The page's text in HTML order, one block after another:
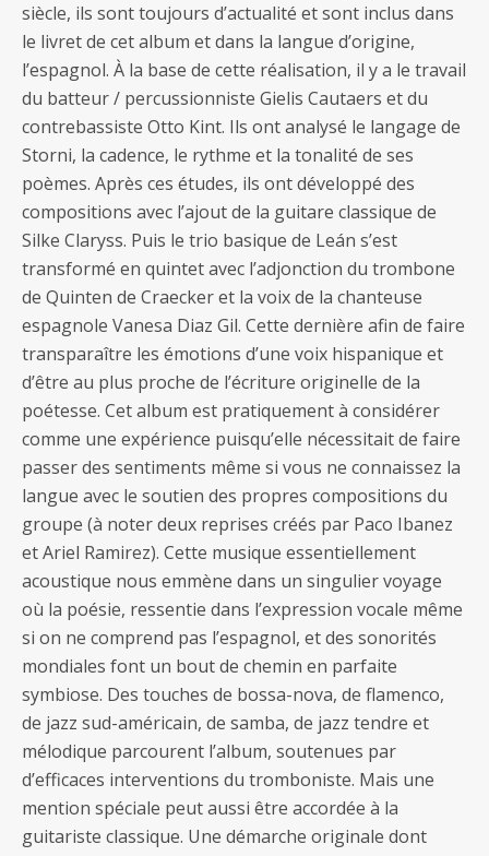
siècle, ils sont toujours d’actualité et sont inclus dans
le livret de cet album et dans la langue d’origine,
l’espagnol. À la base de cette réalisation, il y a le travail
du batteur / percussionniste Gielis Cautaers et du
contrebassiste Otto Kint. Ils ont analysé le langage de
Storni, la cadence, le rythme et la tonalité de ses
poèmes. Après ces études, ils ont développé des
compositions avec l’ajout de la guitare classique de
Silke Claryss. Puis le trio basique de Leán s’est
transformé en quintet avec l’adjonction du trombone
de Quinten de Craecker et la voix de la chanteuse
espagnole Vanesa Diaz Gil. Cette dernière afin de faire
transparaître les émotions d’une voix hispanique et
d’être au plus proche de l’écriture originelle de la
poétesse. Cet album est pratiquement à considérer
comme une expérience puisqu’elle nécessitait de faire
passer des sentiments même si vous ne connaissez la
langue avec le soutien des propres compositions du
groupe (à noter deux reprises créés par Paco Ibanez
et Ariel Ramirez). Cette musique essentiellement
acoustique nous emmène dans un singulier voyage
où la poésie, ressentie dans l’expression vocale même
si on ne comprend pas l’espagnol, et des sonorités
mondiales font un bout de chemin en parfaite
symbiose. Des touches de bossa-nova, de flamenco,
de jazz sud-américain, de samba, de jazz tendre et
mélodique parcourent l’album, soutenues par
d’efficaces interventions du tromboniste. Mais une
mention spéciale peut aussi être accordée à la
guitariste classique. Une démarche originale dont